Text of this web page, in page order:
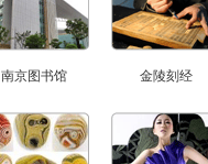
南京图书馆 金陵刻经